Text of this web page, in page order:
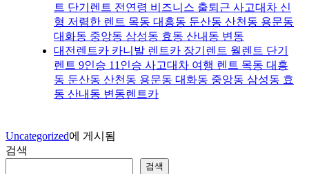
트 단기렌트 전연령 비즈니스 출퇴근 사고대차 신
형 저렴한 렌트 목동 대흥동 둔산동 산천동 용문동
대화동 중앙동 삼성동 효동 산내동 변동
대전렌트카 카니발 렌트카 장기렌트 월렌트 단기
렌트 9인승 11인승 사고대차 여행 렌트 목동 대흥
동 둔산동 산천동 용문동 대화동 중앙동 삼성동 효
동 산내동 변동렌트카
Uncategorized에 게시됨
검색
검색